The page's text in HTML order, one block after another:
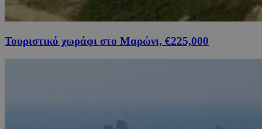
Τουριστικό χωράφι στο Μαρώνι, €225,000